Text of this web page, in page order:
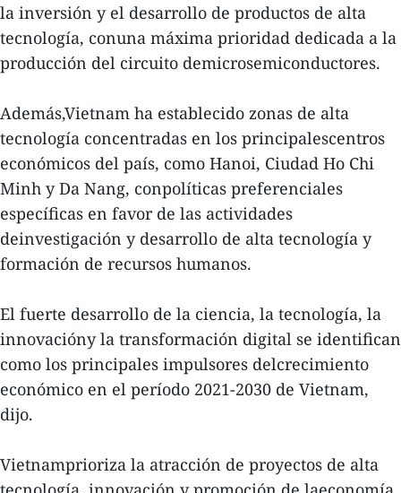
la inversión y el desarrollo de productos de alta
tecnología, conuna máxima prioridad dedicada a la
producción del circuito demicrosemiconductores.
Además,Vietnam ha establecido zonas de alta
tecnología concentradas en los principalescentros
económicos del país, como Hanoi, Ciudad Ho Chi
Minh y Da Nang, conpolíticas preferenciales
específicas en favor de las actividades
deinvestigación y desarrollo de alta tecnología y
formación de recursos humanos.
El fuerte desarrollo de la ciencia, la tecnología, la
innovacióny la transformación digital se identifican
como los principales impulsores delcrecimiento
económico en el período 2021-2030 de Vietnam,
dijo.
Vietnamprioriza la atracción de proyectos de alta